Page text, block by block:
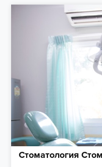
Стоматология